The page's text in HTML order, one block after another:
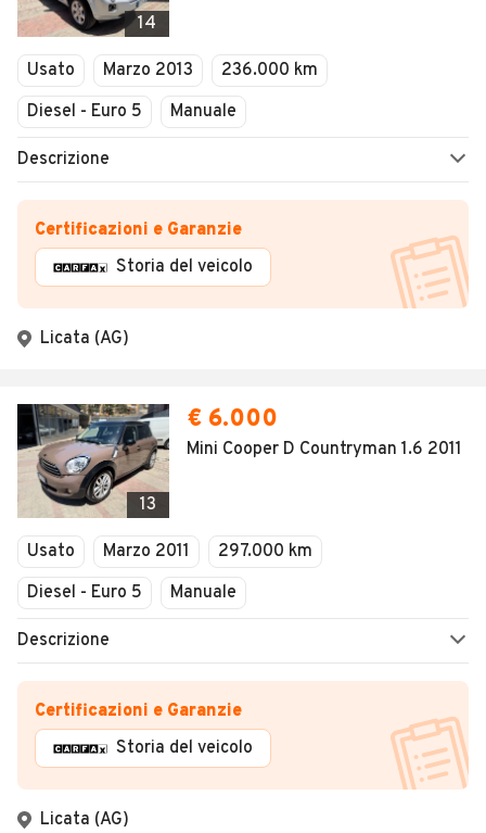
14
Usato Marzo 2013
236.000 km
Diesel - Euro 5
Manuale
Descrizione
Certificazioni e Garanzie
Storia del veicolo
Licata (AG)
13
€ 6.000
Mini Cooper D Countryman 1.6 2011
Usato Marzo 2011
297.000 km
Diesel - Euro 5
Manuale
Descrizione
Certificazioni e Garanzie
Storia del veicolo
Licata (AG)